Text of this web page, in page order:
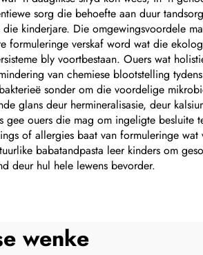
sorg die behoefte aan duur
kinderjare. Die omgewingsvoordele
verskaf word wat die
bly voortbestaan. Ouers wat
van chemiese blootstelling
sonder om die voordelige
glans deur hermineralisasie, deur
ouers die mag om ingeligte besluite
of allergies baat van formuleringe
babatandpasta leer kinders om
deur hul hele lewens bevorder.
wenke